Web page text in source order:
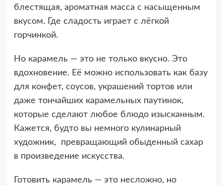
блестящая, ароматная масса с насыщенным
вкусом. Где сладость играет с лёгкой
горчинкой.
Но карамель — это не только вкусно. Это
вдохновение. Её можно использовать как базу
для конфет, соусов, украшений тортов или
даже тончайших карамельных паутинок,
которые сделают любое блюдо изысканным.
Кажется, будто вы немного кулинарный
художник, превращающий обыденный сахар
в произведение искусства.
Готовить карамель — это несложно, но